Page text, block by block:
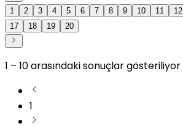
1 2 3 4 5 6 7 8 9 10 11 12
17
18 19 20
1 – 10arasındaki sonuçlar gösteriliyor
1